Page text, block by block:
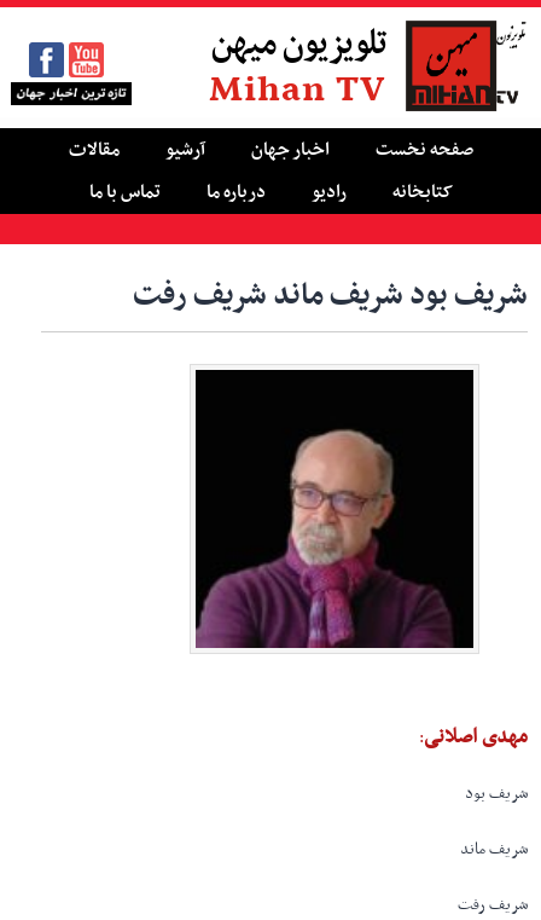
تلویزیون میهن
Mihan TV
صفحه نخست اخبار جهان آرشیو
مقالات
کتابخانه
رادیو درباره ما تماس با ما
شریف بود شریف ماند شریف رفت
مهدی اصلانی:
شریف بود
شریف ماند
شریف رفت